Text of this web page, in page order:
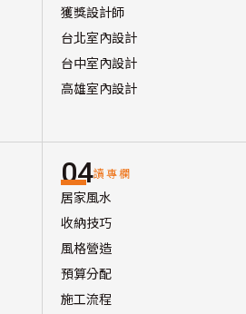
獲獎設計師
台北室內設計
台中室內設計
高雄室內設計
04讀專欄
居家風水
收納技巧
風格營造
預算分配
施工流程